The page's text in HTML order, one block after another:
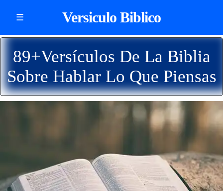
☰ Versiculo Biblico
89+Versículos De La Biblia
Sobre Hablar Lo Que Piensas